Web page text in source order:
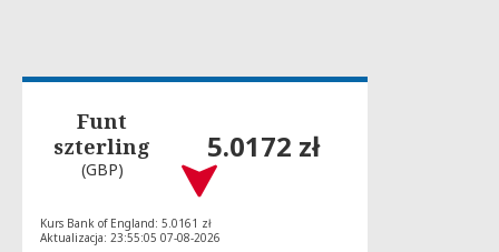
Funt
szterling
(GBP)
5.0172 zł
Kurs Bank of England: 5.0161 zł
Aktualizacja: 23:55:05 07-08-2026